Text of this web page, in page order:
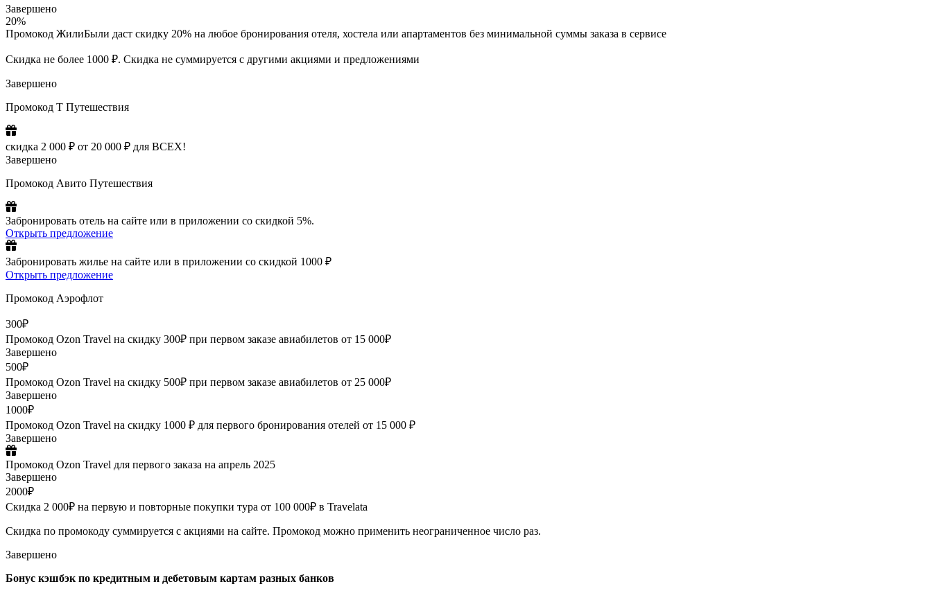
Завершено
20%
Промокод ЖилиБыли даст скидку 20% на любое бронирования отеля, хостела или апартаментов без минимальной суммы заказа в сервисе
Скидка не более 1000 ₽. Скидка не суммируется с другими акциями и предложениями
Завершено
Промокод Т Путешествия
скидка 2 000 ₽ от 20 000 ₽ для ВСЕХ!
Завершено
Промокод Авито Путешествия
Забронировать отель на сайте или в приложении со скидкой 5%.
Открыть предложение
Забронировать жилье на сайте или в приложении со скидкой 1000 ₽
Открыть предложение
Промокод Аэрофлот
300₽
Промокод Ozon Travel на скидку 300₽ при первом заказе авиабилетов от 15 000₽
Завершено
500₽
Промокод Ozon Travel на скидку 500₽ при первом заказе авиабилетов от 25 000₽
Завершено
1000₽
Промокод Ozon Travel на скидку 1000 ₽ для первого бронирования отелей от 15 000 ₽
Завершено
Промокод Ozon Travel для первого заказа на апрель 2025
Завершено
2000₽
Скидка 2 000₽ на первую и повторные покупки тура от 100 000₽ в Travelata
Скидка по промокоду суммируется с акциями на сайте. Промокод можно применить неограниченное число раз.
Завершено
Бонус кэшбэк по кредитным и дебетовым картам разных банков